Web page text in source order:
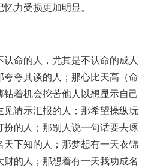
力受损更加明显。
命的人，尤其是不认命的成人
夸其谈的人；那心比天高（命
着机会挖苦他人以想显示自己
请示汇报的人；那希望操纵玩
的人；那别人说一句话要去琢
下知的人；那梦想有一天衣锦
的人；那想着有一天我功成名